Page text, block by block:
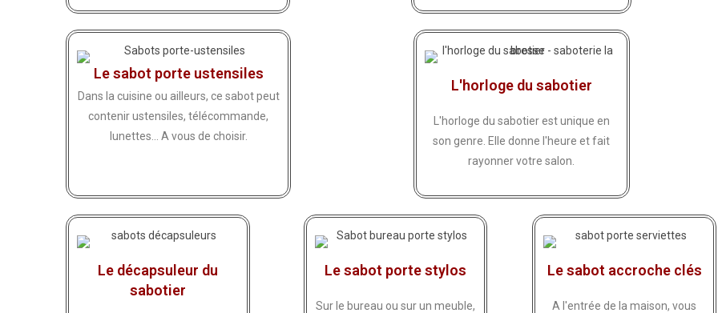
Le sabot porte ustensiles
Dans la cuisine ou ailleurs, ce sabot peut
contenir ustensiles, télécommande,
lunettes... A vous de choisir.
L'horloge du sabotier
L'horloge du sabotier est unique en
son genre. Elle donne l'heure et fait
rayonner votre salon.
Le décapsuleur du
sabotier
Le sabot porte stylos
Sur le bureau ou sur un meuble,
Le sabot accroche clés
A l'entrée de la maison, vous